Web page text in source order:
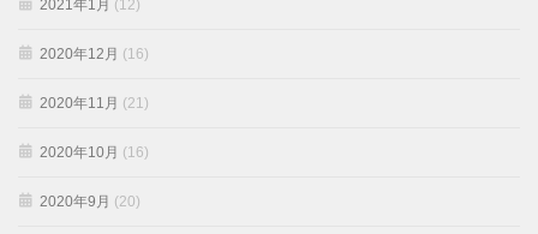
2021年1月 (12)
2020年12月 (16)
2020年11月 (21)
2020年10月 (16)
2020年9月 (20)